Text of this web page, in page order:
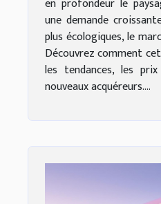
une demande
plus écologiques, le
Découvrez comment
les tendances, les
nouveaux acquéreurs....